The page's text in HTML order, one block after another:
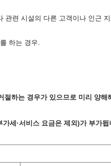
관련 시설의 다른 고객이나 인근 지
하는 경우.
절하는 경우가 있으므로 미리 양해
세·서비스 요금은 제외)가 부가됩